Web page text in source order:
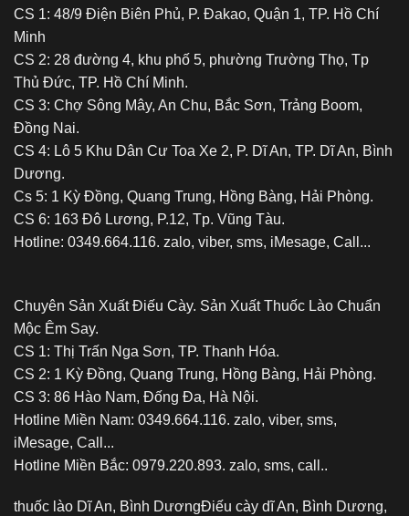
hoặc
CS 1: 48/9 Điện Biên Phủ, P. Đakao, Quận 1, TP. Hồ Chí
Minh
CS 2: 28 đường 4, khu phố 5, phường Trường Thọ, Tp
Thủ Đức, TP. Hồ Chí Minh.
CS 3: Chợ Sông Mây, An Chu, Bắc Sơn, Trảng Boom,
Đồng Nai.
CS 4: Lô 5 Khu Dân Cư Toa Xe 2, P. Dĩ An, TP. Dĩ An, Bình
Dương.
Cs 5: 1 Kỳ Đồng, Quang Trung, Hồng Bàng, Hải Phòng.
CS 6: 163 Đô Lương, P.12, Tp. Vũng Tàu.
Hotline: 0349.664.116. zalo, viber, sms, iMesage, Call...
Chuyên Sản Xuất Điếu Cày. Sản Xuất Thuốc Lào Chuẩn
Mộc Êm Say.
CS 1: Thị Trấn Nga Sơn, TP. Thanh Hóa.
CS 2: 1 Kỳ Đồng, Quang Trung, Hồng Bàng, Hải Phòng.
CS 3: 86 Hào Nam, Đống Đa, Hà Nội.
Hotline Miền Nam: 0349.664.116. zalo, viber, sms,
iMesage, Call...
Hotline Miền Bắc: 0979.220.893. zalo, sms, call..
thuốc lào Dĩ An, Bình DươngĐiếu cày dĩ An, Bình Dương,